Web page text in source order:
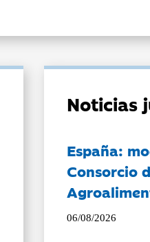
Noticias
España:
Consorcio
06/08/2026